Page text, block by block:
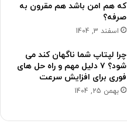
که هم امن باشد هم مقرون به
صرفه؟
اسفند 3, 1404
چرا لپتاپ شما ناگهان کند می
شود؟ ۷ دلیل مهم و راه حل های
فوری برای افزایش سرعت
بهمن 25, 1404